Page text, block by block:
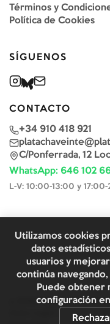
Términos y
Política de Cookies
SÍGUENOS
CONTACTO
+34 910 418 921
C/Ponferrada, 12
WhatsApp: 646 102
L-V: 10:00-13:00 y
2026Plata &
Utilizamos cookies
datos
usuarios y
continúa
Puede obtener
configuración